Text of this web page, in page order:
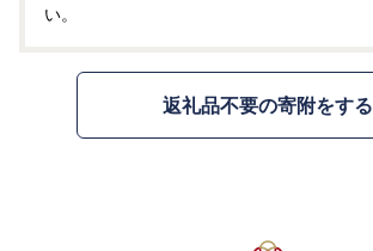
い。
返礼品不要の寄附をする